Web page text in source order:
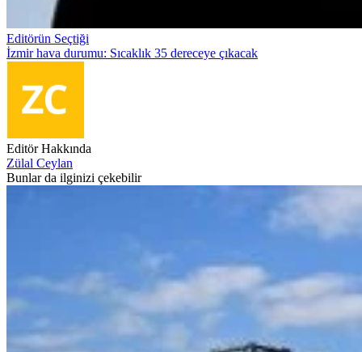
Editörün Seçtiği
İzmir hava durumu: Sıcaklık 35 dereceye çıkacak
Editör Hakkında
Zülal Ceylan
Bunlar da ilginizi çekebilir